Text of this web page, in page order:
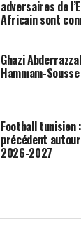
adversaires de
Africain sont
Ghazi
Hammam-
Football tunisien
précédent
2026-2027